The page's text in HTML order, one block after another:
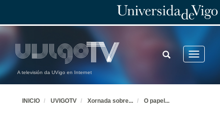
A televisión da UVigo en Internet
Toggle
TOGGLE
SEARCH
INICIO UVIGOTV Xornada sobre... O papel ...